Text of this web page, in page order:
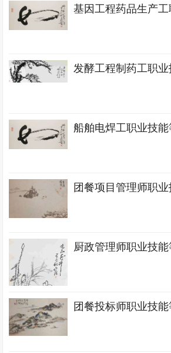
基因工程药品生产
发酵工程制药工职
船舶电焊工职业技
团餐项目管理师职
厨政管理师职业技
团餐投标师职业技